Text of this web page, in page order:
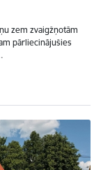
zem zvaigžņotām
pārliecinājušies